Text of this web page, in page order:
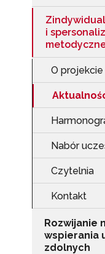
i
O projekcie
Nabór
Czytelnia
Kontakt
Rozwijanie
wspierania
zdolnych